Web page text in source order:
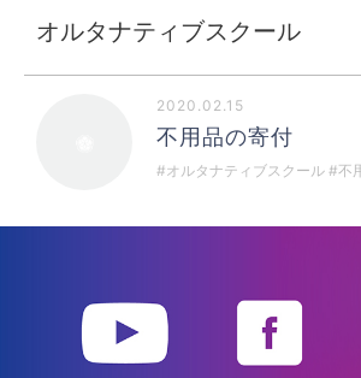
オルタナティブスクール
2020.02.15
不用品の寄付
#オルタナティブスクール #不